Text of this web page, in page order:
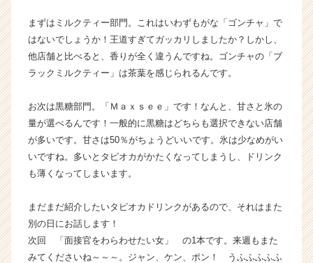
（C
h
e
a
r
e
e
r）
まずはミルクティー部門。これはいわずもがな「ゴンチャ」で
はないでしょうか！王道すぎてガッカリしましたか？しかし、
他店舗と比べると、香りが全く違うんですね。ゴンチャの「ブ
ラックミルクティー」は茶葉を感じられるんです。
お次は黒糖部門。「Ｍａｘｓｅｅ」です！なんと、甘さと氷の
量が選べるんです！一般的に黒糖はどちらも選択できない店舗
が多いです。甘さは50％がちょうどいいです。氷は少なめがい
いですね。多いとタピオカがかたくなってしまうし、ドリンク
も薄くなってしまいます。
まだまだ紹介したいタピオカドリンクがあるので、それはまた
別の日にお話します！
次回 「面接官をわらわせたい女」 の1本です。来週もまた
みてくださいね～～～。ジャン、ケン、ポン！ うふふふふふ